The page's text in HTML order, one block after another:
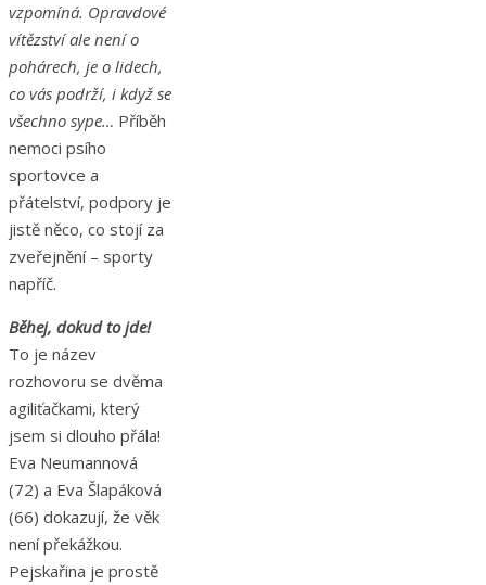
vzpomíná. Opravdové
vítězství ale není o
pohárech, je o lidech,
co vás podrží, i když se
všechno sype… Příběh
nemoci psího
sportovce a
přátelství, podpory je
jistě něco, co stojí za
zveřejnění – sporty
napříč.
Běhej, dokud to jde!
To je název
rozhovoru se dvěma
agiliťačkami, který
jsem si dlouho přála!
Eva Neumannová
(72) a Eva Šlapáková
(66) dokazují, že věk
není překážkou.
Pejskařina je prostě